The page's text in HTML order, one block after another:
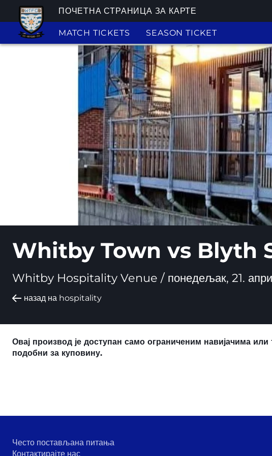
ПОЧЕТНА СТРАНИЦА ЗА КАРТЕ
MATCH TICKETS SEASON TICKET
Whitby Town vs Blyth
Whitby Hospitality Venue / понедељак, 21.
назад на hospitality
Овај производ је доступан само ограниченим навијачима
подобни за куповину.
Често постављана питања
Контактирајте нас